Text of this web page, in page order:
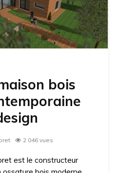
bois
2 046 vues
est le constructeur